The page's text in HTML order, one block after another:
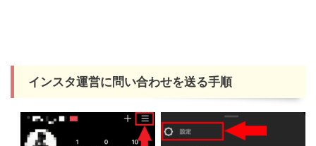
インスタ運営に問い合わせを送る手順